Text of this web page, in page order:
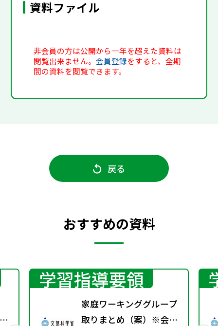
資料ファイル
非会員の方は公開から一年を超えた資料は
閲覧出来ません。会員登録をすると、全期
間の資料を閲覧できます。
戻る
おすすめの資料
学習指導要領
家庭ワーキンググループ
取りまとめ（案）※会議